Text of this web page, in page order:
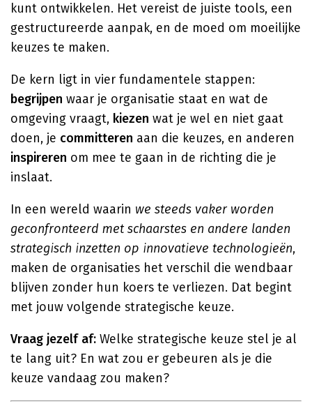
kunt ontwikkelen. Het vereist de juiste tools, een
gestructureerde aanpak, en de moed om moeilijke
keuzes te maken.
De kern ligt in vier fundamentele stappen:
begrijpen waar je organisatie staat en wat de
omgeving vraagt, kiezen wat je wel en niet gaat
doen, je committeren aan die keuzes, en anderen
inspireren om mee te gaan in de richting die je
inslaat.
In een wereld waarin we steeds vaker worden
geconfronteerd met schaarstes en andere landen
strategisch inzetten op innovatieve technologieën,
maken de organisaties het verschil die wendbaar
blijven zonder hun koers te verliezen. Dat begint
met jouw volgende strategische keuze.
Vraag jezelf af: Welke strategische keuze stel je al
te lang uit? En wat zou er gebeuren als je die
keuze vandaag zou maken?